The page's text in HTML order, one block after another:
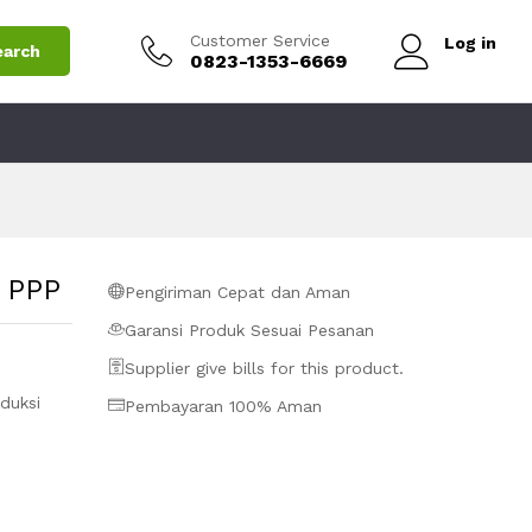
Customer Service
0823-1353-6669
Log in
Pengiriman Cepat dan Aman
Garansi Produk Sesuai Pesanan
Supplier give bills for this product.
Pembayaran 100% Aman